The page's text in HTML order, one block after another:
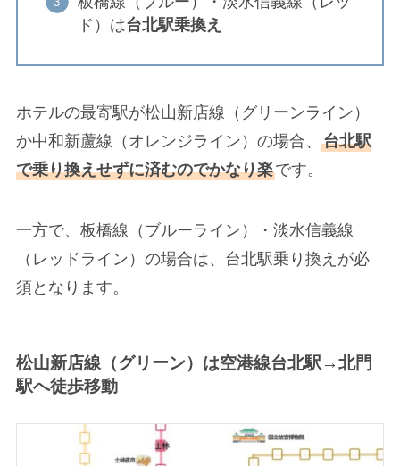
ド）は台北駅乗換え
ホテルの最寄駅が松山新店線（グリーンライン）
か中和新蘆線（オレンジライン）の場合、 台北駅
で乗り換えせずに済むのでかなり楽です。
一方で、板橋線（ブルーライン）・淡水信義線
（レッドライン）の場合は、台北駅乗り換えが必
須となります。
松山新店線（グリーン）は空港線台北駅→北門
駅へ徒歩移動